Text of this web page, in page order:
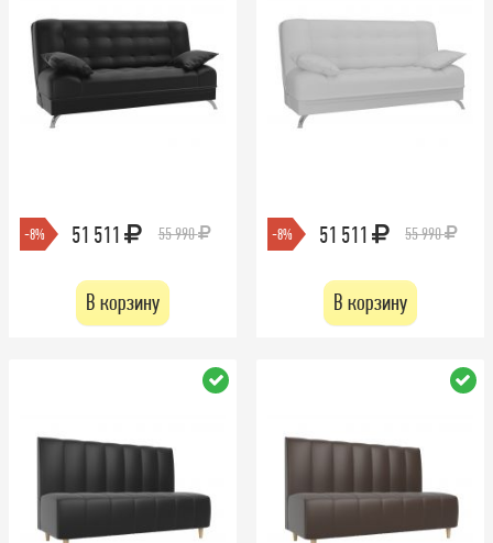
-8% 51 511 55 990
В корзину
-8% 51 511 55 990
В корзину